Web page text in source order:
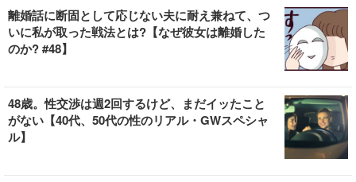
離婚話に断固として応じない夫に耐え兼ねて、つ
いに私が取った戦法とは?【なぜ彼女は離婚した
のか? #48】
48歳。性交渉は週2回するけど、まだイッたこと
がない【40代、50代の性のリアル・GWスペシャ
ル】